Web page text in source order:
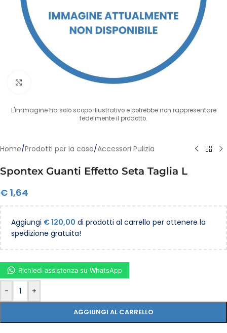
Clicca per ingrandire
L'immagine ha solo scopo illustrativo e potrebbe non rappresentare
fedelmente il prodotto.
Home/Prodotti per la casa/Accessori Pulizia
Spontex Guanti Effetto Seta Taglia L
€ 1,64
Aggiungi €120,00 di prodotti al carrello per ottenere la
spedizione gratuita!
- +
AGGIUNGI AL CARRELLO
Richiedi assistenza su WhatsApp